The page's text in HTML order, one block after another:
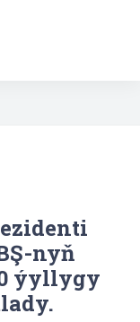
nyň
ýyllygy